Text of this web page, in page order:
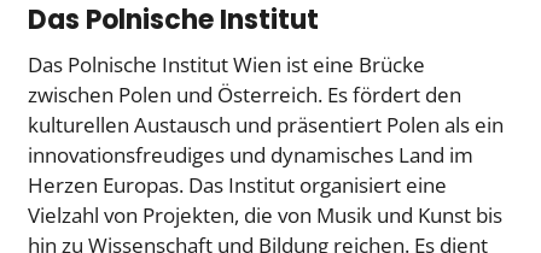
Das Polnische Institut
Das Polnische Institut Wien ist eine Brücke
zwischen Polen und Österreich. Es fördert den
kulturellen Austausch und präsentiert Polen als ein
innovationsfreudiges und dynamisches Land im
Herzen Europas. Das Institut organisiert eine
Vielzahl von Projekten, die von Musik und Kunst bis
hin zu Wissenschaft und Bildung reichen. Es dient